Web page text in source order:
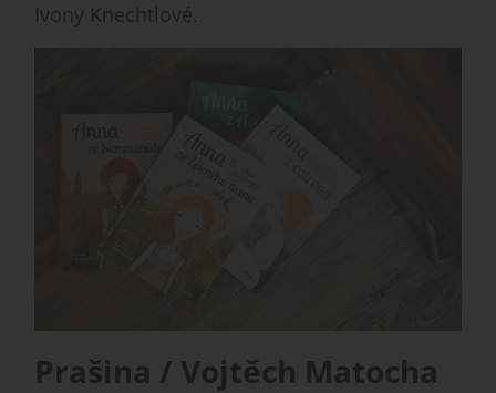
Ivony Knechtlové.
Prašina / Vojtěch Matocha